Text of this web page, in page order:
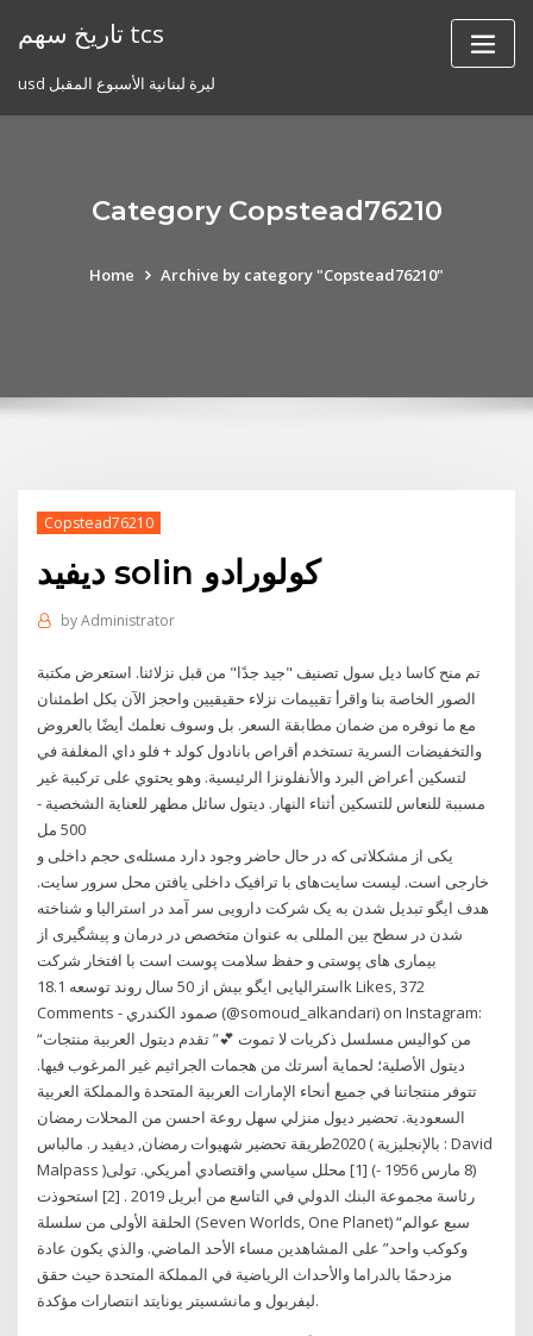
تاريخ سهم tcs
usd ليرة لبنانية الأسبوع المقبل
Category Copstead76210
Home Archive by category "Copstead76210"
Copstead76210
ديفيد solin كولورادو
byAdministrator
تم منح كاسا ديل سول تصنيف "جيد جدًا" من قبل نزلائنا. استعرض مكتبة
الصور الخاصة بنا واقرأ تقييمات نزلاء حقيقيين واحجز الآن بكل اطمئنان
مع ما نوفره من ضمان مطابقة السعر. بل وسوف نعلمك أيضًا بالعروض
والتخفيضات السرية تستخدم أقراص بانادول كولد + فلو داي المغلفة في
لتسكين أعراض البرد والأنفلونزا الرئيسية. وهو يحتوي على تركيبة غير
مسببة للنعاس للتسكين أثناء النهار. ديتول سائل مطهر للعناية الشخصية -
500 مل
یکی از مشکلاتی که در حال حاضر وجود دارد مسئله‌ی حجم داخلی و
خارجی است. لیست سایت‌های با ترافیک داخلی یافتن محل سرور سایت.
هدف ایگو تبدیل شدن به یک شرکت دارویی سر آمد در استرالیا و شناخته
شدن در سطح بین المللی به عنوان متخصص در درمان و پیشگیری از
بیماری های پوستی و حفظ سلامت پوست است با افتخار شرکت
استرالیایی ایگو بیش از 50 سال روند توسعه 18.1k Likes, 372
Comments - صمود الكندري (@somoud_alkandari) on Instagram:
“من كواليس مسلسل ذكريات لا تموت 💕” تقدم ديتول العربية منتجات
ديتول الأصلية؛ لحماية أسرتك من هجمات الجراثيم غير المرغوب فيها.
تتوفر منتجاتنا في جميع أنحاء الإمارات العربية المتحدة والمملكة العربية
السعودية. تحضير ديول منزلي سهل روعة احسن من المحلات رمضان
2020طريقة تحضير شهيوات رمضان, ديفيد ر. مالباس ( بالإنجليزية : David
Malpass )‏ (8 مارس 1956 -) [1] محلل سياسي واقتصادي أمريكي. تولى
رئاسة مجموعة البنك الدولي في التاسع من أبريل 2019 . [2] استحوذت
الحلقة الأولى من سلسلة (Seven Worlds, One Planet) “سبع عوالم
وكوكب واحد” على المشاهدين مساء الأحد الماضي. والذي يكون عادة
مزدحمًا بالدراما والأحداث الرياضية في المملكة المتحدة حيث حقق
ليفربول و مانشسيتر يونايتد انتصارات مؤكدة.